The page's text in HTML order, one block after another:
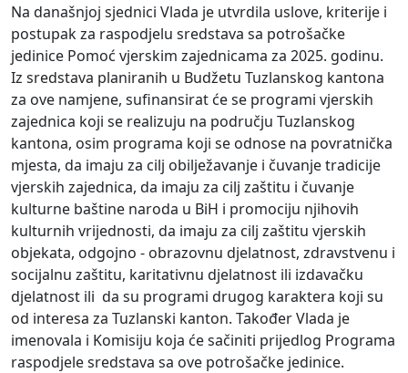
Na današnjoj sjednici Vlada je utvrdila uslove, kriterije i
postupak za raspodjelu sredstava sa potrošačke
jedinice Pomoć vjerskim zajednicama za 2025. godinu.
Iz sredstava planiranih u Budžetu Tuzlanskog kantona
za ove namjene, sufinansirat će se programi vjerskih
zajednica koji se realizuju na području Tuzlanskog
kantona, osim programa koji se odnose na povratnička
mjesta, da imaju za cilj obilježavanje i čuvanje tradicije
vjerskih zajednica, da imaju za cilj zaštitu i čuvanje
kulturne baštine naroda u BiH i promociju njihovih
kulturnih vrijednosti, da imaju za cilj zaštitu vjerskih
objekata, odgojno - obrazovnu djelatnost, zdravstvenu i
socijalnu zaštitu, karitativnu djelatnost ili izdavačku
djelatnost ili da su programi drugog karaktera koji su
od interesa za Tuzlanski kanton. Također Vlada je
imenovala i Komisiju koja će sačiniti prijedlog Programa
raspodjele sredstava sa ove potrošačke jedinice.